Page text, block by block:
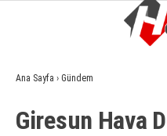
GÜNDEM
Ana Sayfa › Gündem
Giresun Hava